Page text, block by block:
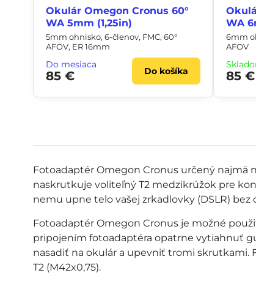
Fotoadaptér Omegon Cronus určený najmä
naskrutkuje voliteľný T2 medzikrúžok pre
nemu upne telo vašej zrkadlovky (DSLR) bez
Fotoadaptér Omegon Cronus je možné
pripojením fotoadaptéra opatrne vytiahnuť
nasadiť na okulár a upevniť tromi skrutkami.
T2 (M42x0,75).
Okulár Omegon Cronus 60°
WA 5mm (1,25in)
5mm ohnisko, 6-členov, FMC, 60°
AFOV, ER 16mm
Do mesiaca
85 € Do košíka
WA
6mm
AFOV
85 €